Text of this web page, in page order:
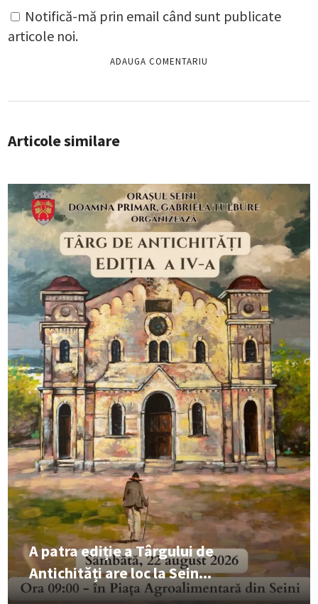
Notifică-mă prin email când sunt publicate
articole noi.
Articole similare
A patra ediție a Târgului de
Antichități are loc la Sein...